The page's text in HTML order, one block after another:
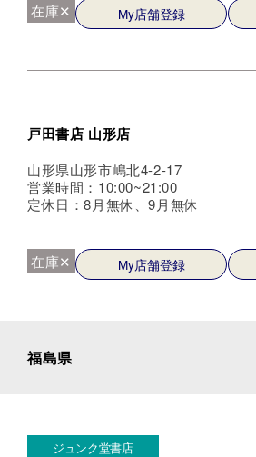
在庫✕ My店舗登録
戸田書店 山形店
山形県山形市嶋北4-2-17
営業時間：10:00~21:00
定休日：8月無休、9月無休
在庫✕ My店舗登録
福島県
ジュンク堂書店